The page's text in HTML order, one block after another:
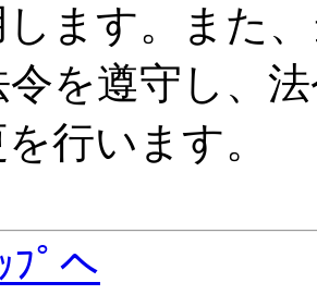
ます。また
令を遵守し、
行います。
ﾌﾟへ